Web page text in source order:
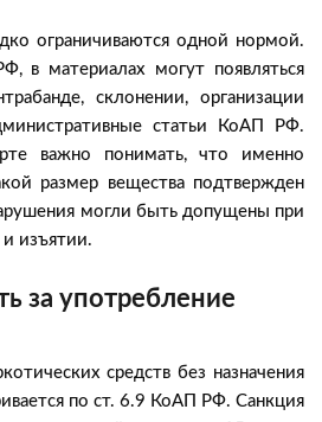
ограничиваются одной нормой.
в материалах могут появляться
склонении, организации
статьи КоАП РФ.
важно понимать, что именно
размер вещества подтвержден
могли быть допущены при
изъятии.
за употребление
средств без назначения
по ст. 6.9 КоАП РФ. Санкция